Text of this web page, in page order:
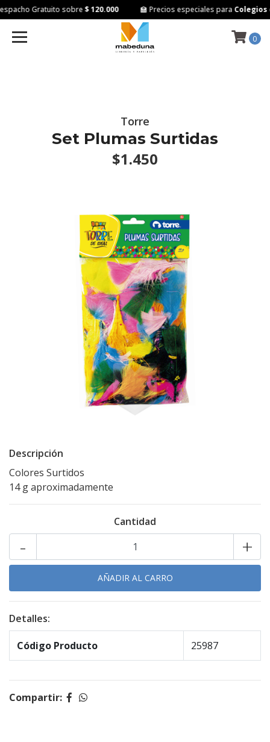
Gratuito sobre$ 120.000 🏫 Precios especiales paraColegios
0
Torre
Set Plumas Surtidas
$1.450
Descripción
Colores Surtidos
14 g aproximadamente
Cantidad
+
-
Detalles:
Código Producto 25987
Compartir: